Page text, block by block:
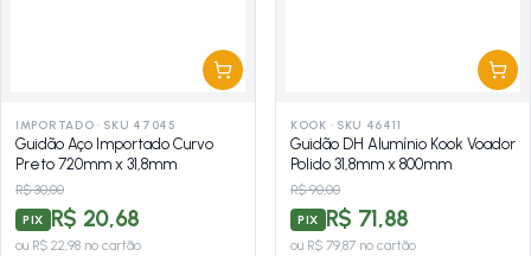
IMPORTADO · SKU 47045
Guidão Aço Importado Curvo
Preto 720mm x 31,8mm
R$ 30,00
PIX R$ 20,68
ou R$ 22,98 no cartão
KOOK · SKU 46411
Guidão DH Alumínio Kook Voador
Polido 31,8mm x 800mm
R$ 90,00
PIX R$ 71,88
ou R$ 79,87 no cartão